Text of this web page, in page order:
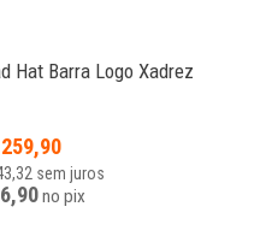
Hat Barra Logo Xadrez
259,90
sem juros
no pix